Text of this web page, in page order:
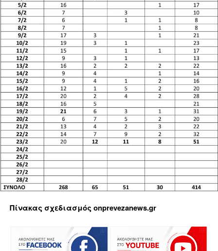
Πίνακας σχεδιασμός onprevezanews.gr